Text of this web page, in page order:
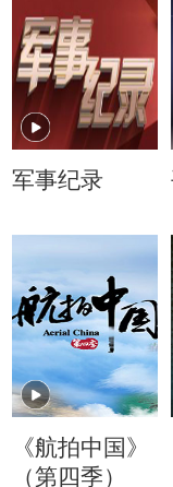
军事纪录
《航拍中国》
（第四季）